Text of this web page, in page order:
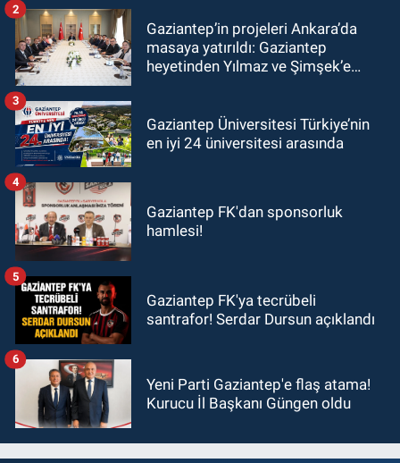
Gaziantep’in projeleri Ankara’da
masaya yatırıldı: Gaziantep
heyetinden Yılmaz ve Şimşek’e
2
Gaziantep Üniversitesi Türkiye’nin
en iyi 24 üniversitesi arasında
3
Gaziantep FK'dan sponsorluk
hamlesi!
4
Gaziantep FK'ya tecrübeli
santrafor! Serdar Dursun açıklandı
5
Yeni Parti Gaziantep'e flaş atama!
Kurucu İl Başkanı Güngen oldu
6